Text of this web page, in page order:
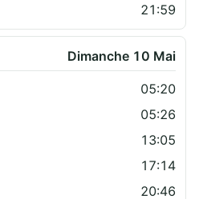
21:59
Dimanche 10 Mai
05:20
05:26
13:05
17:14
20:46